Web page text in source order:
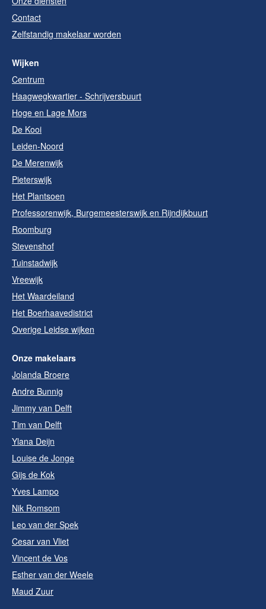
Contact
Zelfstandig makelaar worden
Wijken
Centrum
Haagwegkwartier - Schrijversbuurt
Hoge en Lage Mors
De Kooi
Leiden-Noord
De Merenwijk
Pieterswijk
Het Plantsoen
Professorenwijk, Burgemeesterswijk en Rijndijkbuurt
Roomburg
Stevenshof
Tuinstadwijk
Vreewijk
Het Waardeiland
Het Boerhaavedistrict
Overige Leidse wijken
Onze makelaars
Jolanda Broere
Andre Bunnig
Jimmy van Delft
Tim van Delft
Ylana Deijn
Louise de Jonge
Gijs de Kok
Yves Lampo
Nik Romsom
Leo van der Spek
Cesar van Vliet
Vincent de Vos
Esther van der Weele
Maud Zuur